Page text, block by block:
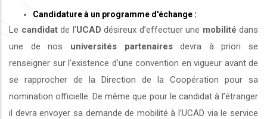
Candidature à un programme d'échange :
Le candidatde l’UCAD désireux d’effectuer une mobilité dans
une de nos universités partenairesdevra à priori se
renseigner sur l’existence d’une convention en vigueur avant de
se rapprocher de la Direction de la Coopération pour sa
nomination officielle. De même que pour le candidat à l’étranger
il devra envoyer sa demande de mobilité à l’UCAD via le service